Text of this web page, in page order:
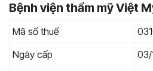
Bệnh viện thẩm mỹ Việt
Mã số thuế
Ngày cấp
03/